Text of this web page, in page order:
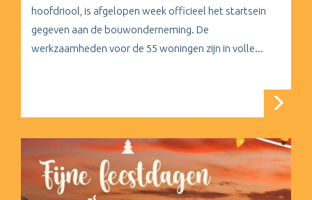
hoofdriool, is afgelopen week officieel het startsein
gegeven aan de bouwonderneming. De
werkzaamheden voor de 55 woningen zijn in volle...